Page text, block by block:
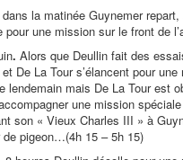
la matinée Guynemer
pour une mission sur le front de
. Alors que Deullin fait des
De La Tour s’élancent pour
lendemain mais De La Tour est
une mission
son « Vieux Charles III » à
de pigeon…(4h 15 – 5h 15)